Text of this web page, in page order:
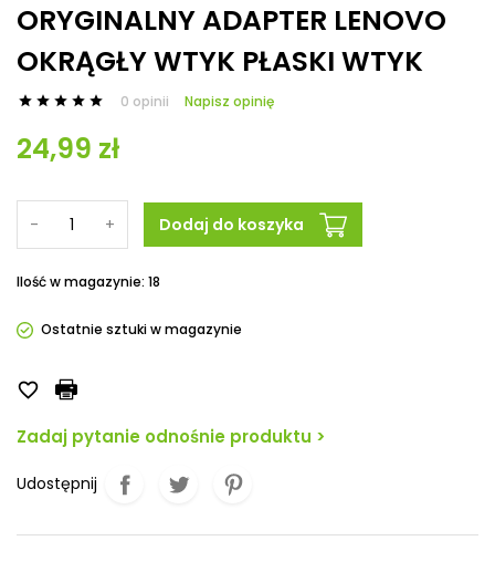
ORYGINALNY ADAPTER LENOVO
OKRĄGŁY WTYK PŁASKI WTYK
     0 opinii Napisz opinię
24,99 zł
- + Dodaj do koszyka
Ilość w magazynie: 18
Ostatnie sztuki w magazynie

Zadaj pytanie odnośnie produktu >
Udostępnij